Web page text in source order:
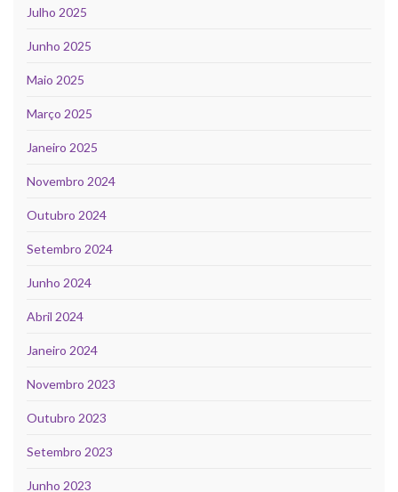
Julho 2025
Junho 2025
Maio 2025
Março 2025
Janeiro 2025
Novembro 2024
Outubro 2024
Setembro 2024
Junho 2024
Abril 2024
Janeiro 2024
Novembro 2023
Outubro 2023
Setembro 2023
Junho 2023